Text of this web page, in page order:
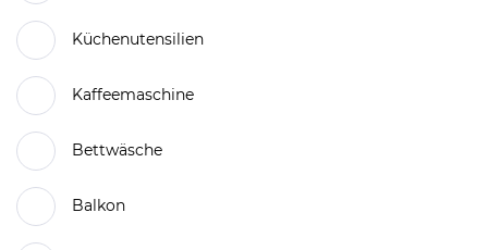
Küchenutensilien
Kaffeemaschine
Bettwäsche
Balkon